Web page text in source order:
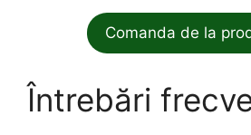
Comanda de la
Întrebări